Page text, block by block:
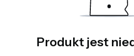
Produkt jest